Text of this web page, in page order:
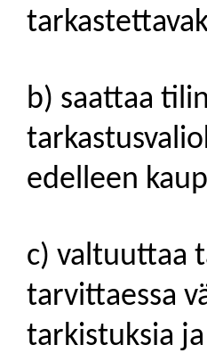
b) saattaa
edelleen
c) valtuuttaa
tarvittaessa
tarkistuksia